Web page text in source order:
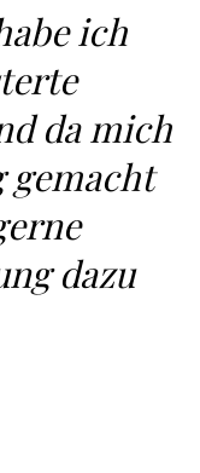
ich
da mich
gemacht
dazu